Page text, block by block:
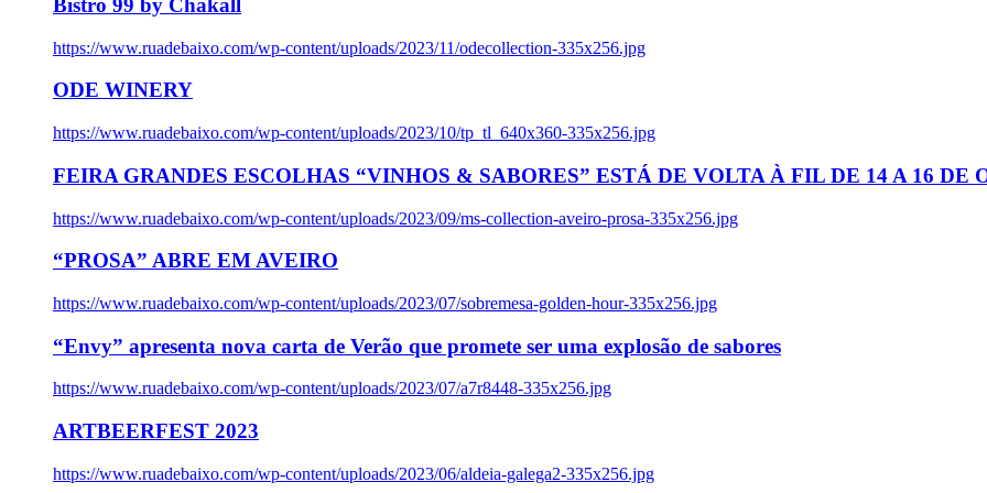
Bistro 99 by Chakall
https://www.ruadebaixo.com/wp-content/uploads/2023/11/odecollection-335x256.jpg
ODE WINERY
https://www.ruadebaixo.com/wp-content/uploads/2023/10/tp_tl_640x360-335x256.jpg
FEIRA GRANDES ESCOLHAS “VINHOS & SABORES” ESTÁ DE VOLTA À FIL DE 14 A 16 DE
https://www.ruadebaixo.com/wp-content/uploads/2023/09/ms-collection-aveiro-prosa-335x256.jpg
“PROSA” ABRE EM AVEIRO
https://www.ruadebaixo.com/wp-content/uploads/2023/07/sobremesa-golden-hour-335x256.jpg
“Envy” apresenta nova carta de Verão que promete ser uma explosão de sabores
https://www.ruadebaixo.com/wp-content/uploads/2023/07/a7r8448-335x256.jpg
ARTBEERFEST 2023
https://www.ruadebaixo.com/wp-content/uploads/2023/06/aldeia-galega2-335x256.jpg